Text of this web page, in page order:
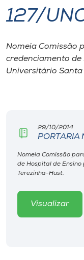
I.nova
Diplomados
Editora
Rádio
127/
Nomeia Comissão
credenciamento
Universitário Santa
29/10/2014
PORTARIA
Nomeia Comissão
de Hospital de
Terezinha-Hust.
Visualizar